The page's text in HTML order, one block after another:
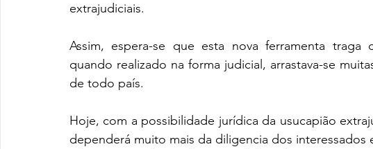
extrajudiciais.
Assim, espera-se que esta nova ferramenta
quando realizado na forma judicial, arrastava-se
de todo país.
Hoje, com a possibilidade jurídica da usucapião
dependerá muito mais da diligencia dos interessados